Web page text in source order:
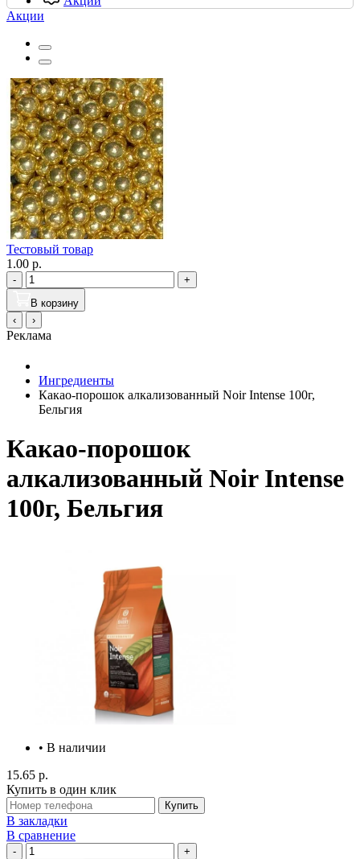
Акции
Тестовый товар
1.00 р.
-
+
В корзину
‹
›
Реклама
Ингредиенты
Какао-порошок алкализованный Noir Intense 100г,
Бельгия
Какао-порошок
алкализованный Noir Intense
100г, Бельгия
• В наличии
15.65 р.
Купить в один клик
Купить
В закладки
В сравнение
-
+